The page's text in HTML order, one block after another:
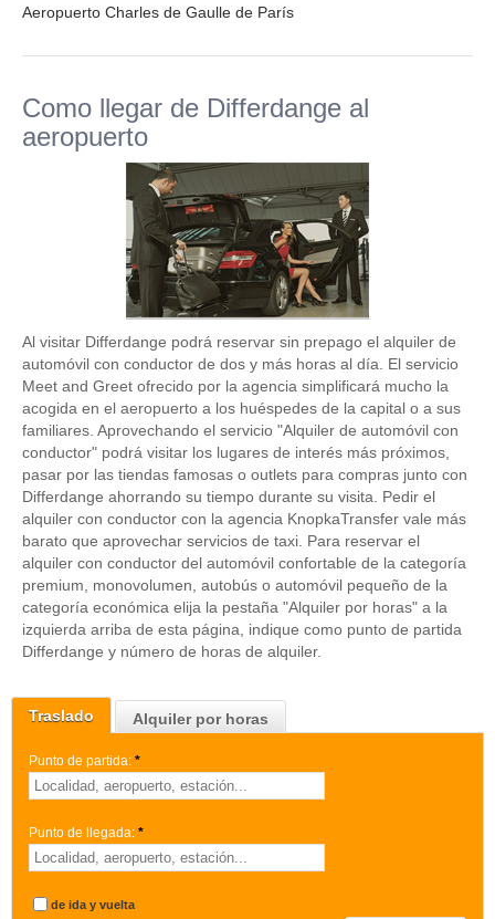
Traslado Alquiler por horas
Punto de partida: *
Punto de llegada: *
de ida y vuelta
Aeropuerto Charles de Gaulle de París
Como llegar de Differdange al
aeropuerto
Al visitar Differdange podrá reservar sin prepago el alquiler de
automóvil con conductor de dos y más horas al día. El servicio
Meet and Greet ofrecido por la agencia simplificará mucho la
acogida en el aeropuerto a los huéspedes de la capital o a sus
familiares. Aprovechando el servicio "Alquiler de automóvil con
conductor" podrá visitar los lugares de interés más próximos,
pasar por las tiendas famosas o outlets para compras junto con
Differdange ahorrando su tiempo durante su visita. Pedir el
alquiler con conductor con la agencia KnopkaTransfer vale más
barato que aprovechar servicios de taxi. Para reservar el
alquiler con conductor del automóvil confortable de la categoría
premium, monovolumen, autobús o automóvil pequeño de la
categoría económica elija la pestaña "Alquiler por horas" a la
izquierda arriba de esta página, indique como punto de partida
Differdange y número de horas de alquiler.